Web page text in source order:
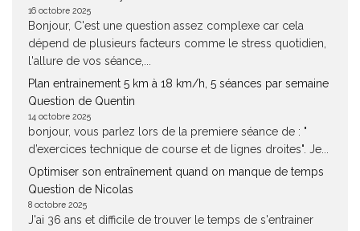
16 octobre 2025
Bonjour, C'est une question assez complexe car cela
dépend de plusieurs facteurs comme le stress quotidien,
l'allure de vos séance,...
Plan entrainement 5 km à 18 km/h, 5 séances par semaine
Question de Quentin
14 octobre 2025
bonjour, vous parlez lors de la premiere séance de : "
d’exercices technique de course et de lignes droites". Je...
Optimiser son entraînement quand on manque de temps
Question de Nicolas
8 octobre 2025
J'ai 36 ans et difficile de trouver le temps de s'entrainer